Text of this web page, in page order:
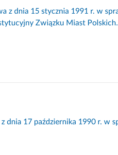
z dnia 15 stycznia 1991 r. w
Związku Miast Polskich.
dnia 17 października 1990 r. w